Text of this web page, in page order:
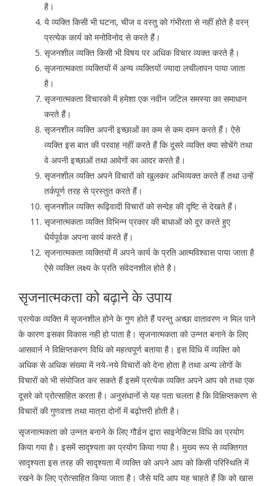
है।
ये व्यक्ति किसी भी घटना, चीज व वस्तु को गंभीरता से नहीं होते है वरन्
प्रत्येक कार्य को मनोविनोद से करते हैं।
सृजनशील व्यक्ति किसी भी विषय पर अधिक विचार व्यक्त करते है।
सृजनात्मकता व्यक्तियों में अन्य व्यक्तियों ज्यादा लचीलापन पाया जाता
है।
सृजनात्मकता विचारको में हमेशा एक नवीन जटिल समस्या का समाधान
करते हैं।
सृजनशील व्यक्ति अपनी इच्छाओं का कम से कम दमन करते हैं। ऐसे
व्यक्ति इस बात की परवाह नहीं करते हैं कि दूसरे व्यक्ति क्या सोचेंगे तथा
वे अपनी इच्छाओं तथा आवेगों का आदर करते है।
सृजनशील व्यक्ति अपने विचारों को खुलकर अभिव्यक्त करते हैं तथा उन्हें
तर्कपूर्ण तरह से प्रस्तुत करते हैं।
सृजनशील व्यक्ति रूढ़िवादी विचारों को सन्देह की दृष्टि से देखते हैं।
सृजनात्मकता व्यक्ति विभिन्न प्रकार की बाधाओं को दूर करते हुए
धैर्यपूर्वक अपना कार्य करते हैं।
सृजनात्मकता व्यक्तियों में अपने कार्य के प्रति आत्मविश्वास पाया जाता है
ऐसे व्यक्ति लक्ष्य के प्रति संवेदनशील होते है।
सृजनात्मकता को बढ़ाने के उपाय
प्रत्येक व्यक्ति में सृजनशील होने के गुण होते हैं परन्तु अच्छा वातावरण न मिल पाने
के कारण इसका विकास नही हो पाता है। सृजनात्मकता को उन्नत बनाने के लिए
आसवार्न ने विक्षिप्तकरण विधि को महत्वपूर्ण बताया है। इस विधि में व्यक्ति को
अधिक से अधिक संख्या में नये-नये विचारों को देना होता है तथा अन्य लोगों के
विचारों को भी संयोजित कर सकते हैं इसमें प्रत्येक व्यक्ति अपने आप को तथा एक
दूसरे को प्रोत्साहित करता है। अनुसंधानों से यह पता चलता है कि विक्षिप्तकरण से
विचारों की गुणवत्ता तथा मात्रा दोनों में बढ़ोत्तरी होती है।
सृजनात्मकता को उन्नत बनाने के लिए गौर्डन द्वारा साइनेक्टिस विधि का प्रयोग
किया गया है। इसमें सादृश्यता का प्रयोग किया गया है। मुख्य रूप से व्यक्तिगत
सादृश्यता इस तरह की सादृश्यता में व्यक्ति को अपने आप को किसी परिस्थिति में
रखने के लिए प्रोत्साहित किया जाता है। जैसे यदि आप यह चाहते हैं कि को खास